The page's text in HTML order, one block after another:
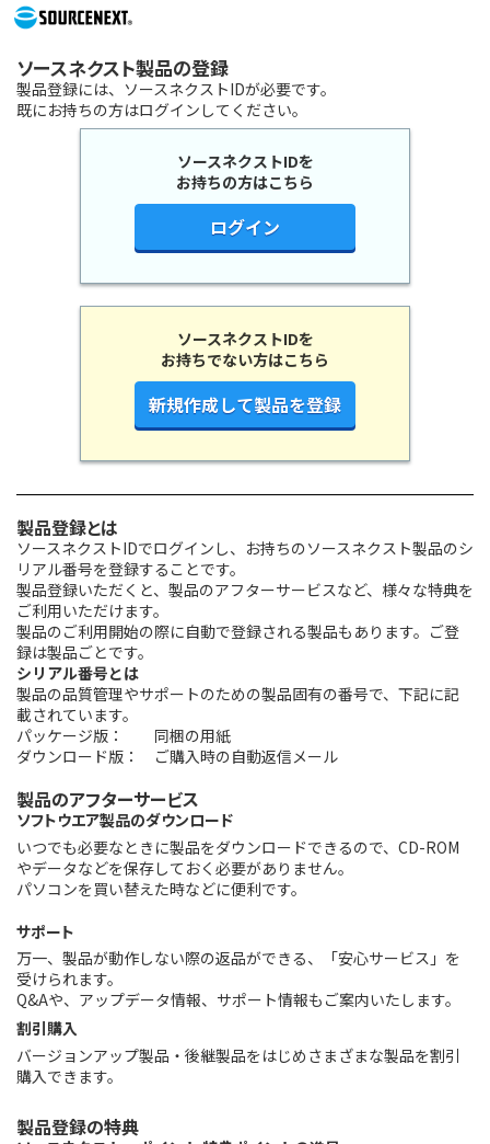
ソースネクスト製品の登録
製品登録には、ソースネクストIDが必要です。
既にお持ちの方はログインしてください。
ソースネクストIDを
お持ちの方はこちら
ログイン
ソースネクストIDを
お持ちでない方はこちら
新規作成して製品を登録
製品登録とは
ソースネクストIDでログインし、お持ちのソースネクスト製品のシ
リアル番号を登録することです。
製品登録いただくと、製品のアフターサービスなど、様々な特典を
ご利用いただけます。
製品のご利用開始の際に自動で登録される製品もあります。ご登
録は製品ごとです。
シリアル番号とは
製品の品質管理やサポートのための製品固有の番号で、下記に記
載されています。
パッケージ版： 同梱の用紙
ダウンロード版： ご購入時の自動返信メール
製品のアフターサービス
ソフトウエア製品のダウンロード
いつでも必要なときに製品をダウンロードできるので、CD-ROM
やデータなどを保存しておく必要がありません。
パソコンを買い替えた時などに便利です。
サポート
万一、製品が動作しない際の返品ができる、「安心サービス」を
受けられます。
Q&Aや、アップデータ情報、サポート情報もご案内いたします。
割引購入
バージョンアップ製品・後継製品をはじめさまざまな製品を割引
購入できます。
製品登録の特典